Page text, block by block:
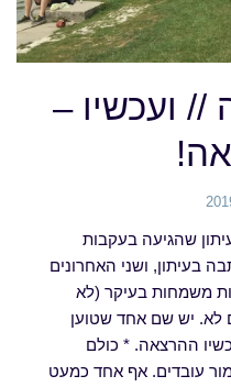
ועכשיו –
שהגיעה בעקבות
בעיתון, ושני האחרונים
משמחות בעיקר (לא
לא. יש שם אחד שטוען
ההרצאה. * כולם
עובדים. אף אחד כמעט